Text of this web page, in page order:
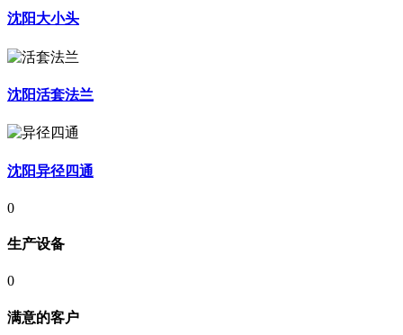
沈阳大小头
沈阳活套法兰
沈阳异径四通
0
生产设备
0
满意的客户